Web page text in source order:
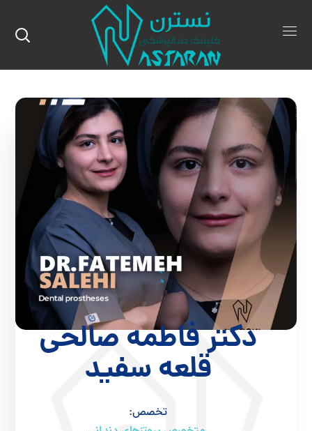
دکتر فاطمه صالحی
قلعه سفید
تخصص: